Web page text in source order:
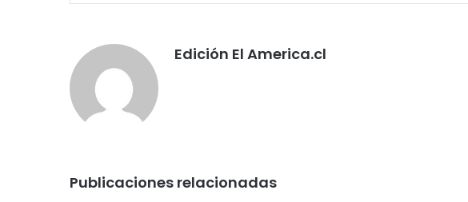
Edición El America.cl
Publicaciones relacionadas